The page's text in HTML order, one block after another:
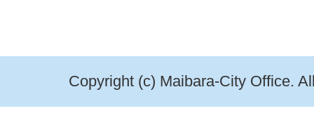
Copyright (c) Maibara-City Office.